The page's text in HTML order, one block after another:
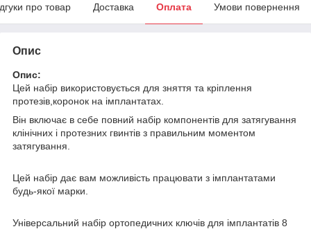
про товар Доставка Оплата Умови повернення
Опис
Опис:
Цей набір використовується для зняття та кріплення
протезів,коронок на імплантатах.
Він включає в себе повний набір компонентів для затягування
клінічних і протезних гвинтів з правильним моментом
затягування.
Цей набір дає вам можливість працювати з імплантатами
будь-якої марки.
Універсальний набір ортопедичних ключів для імплантатів 8